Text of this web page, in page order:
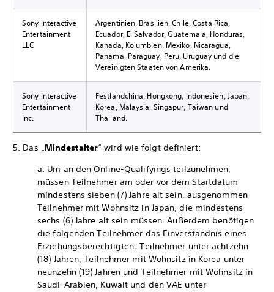
Sony Interactive
Entertainment
LLC
Argentinien, Brasilien, Chile, Costa Rica,
Ecuador, El Salvador, Guatemala, Honduras,
Kanada, Kolumbien, Mexiko, Nicaragua,
Panama, Paraguay, Peru, Uruguay und die
Vereinigten Staaten von Amerika.
Sony Interactive
Entertainment
Inc.
Festlandchina, Hongkong, Indonesien, Japan,
Korea, Malaysia, Singapur, Taiwan und
Thailand.
5. Das „Mindestalter“ wird wie folgt definiert:
a. Um an den Online-Qualifyings teilzunehmen,
müssen Teilnehmer am oder vor dem Startdatum
mindestens sieben (7) Jahre alt sein, ausgenommen
Teilnehmer mit Wohnsitz in Japan, die mindestens
sechs (6) Jahre alt sein müssen. Außerdem benötigen
die folgenden Teilnehmer das Einverständnis eines
Erziehungsberechtigten: Teilnehmer unter achtzehn
(18) Jahren, Teilnehmer mit Wohnsitz in Korea unter
neunzehn (19) Jahren und Teilnehmer mit Wohnsitz in
Saudi-Arabien, Kuwait und den VAE unter